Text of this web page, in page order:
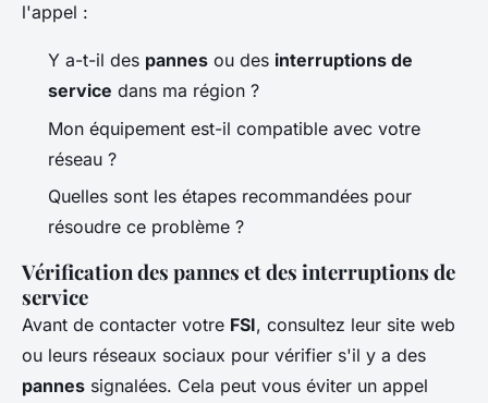
l'appel :
Y a-t-il des pannes ou des interruptions de
service dans ma région ?
Mon équipement est-il compatible avec votre
réseau ?
Quelles sont les étapes recommandées pour
résoudre ce problème ?
Vérification des pannes et des interruptions de
service
Avant de contacter votre FSI, consultez leur site web
ou leurs réseaux sociaux pour vérifier s'il y a des
pannes signalées. Cela peut vous éviter un appel